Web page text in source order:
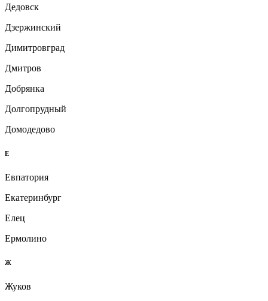
Дедовск
Дзержинский
Димитровград
Дмитров
Добрянка
Долгопрудный
Домодедово
Е
Евпатория
Екатеринбург
Елец
Ермолино
Ж
Жуков